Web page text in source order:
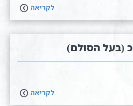
לקריאה
(בעל הסולם)
לקריאה